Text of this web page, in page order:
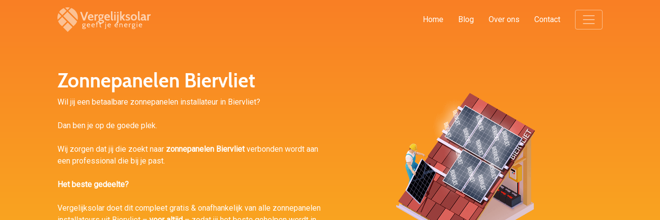
Home Blog Over ons Contact
Zonnepanelen Biervliet
Wil jij een betaalbare zonnepanelen installateur in Biervliet?
Dan ben je op de goede plek.
Wij zorgen dat jij die zoekt naar zonnepanelen Biervlietverbonden wordt aan
een professional die bij je past.
Het beste gedeelte?
Vergelijksolar doet dit compleet gratis & onafhankelijk van alle zonnepanelen